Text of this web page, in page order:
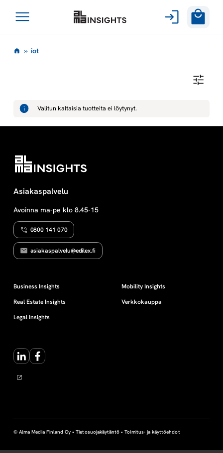
sisältöön
Avaa
i
t
» iot
Valitun kaltaisia tuotteita ei löytynyt.
Asiakaspalvelu
Avoinna ma-pe klo 8.45-15
0800 141 070
asiakaspalvelu@edilex.fi
Business Insights
Real Estate Insights
Legal Insights
Mobility Insights
Verkkokauppa
LinkedInFacebook
© Alma Media Finland Oy •Tietosuojakäytäntö •Toimitus- ja käyttöehdot